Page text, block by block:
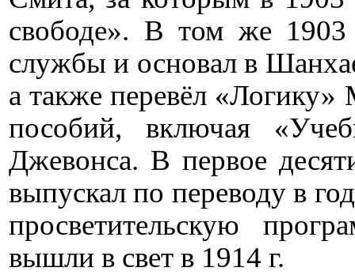
свободе». В том же
службы и основал в
а также перевёл
пособий, включая
Джевонса. В первое
выпускал по переводу в
просветительскую
вышли в свет в 1914 г.